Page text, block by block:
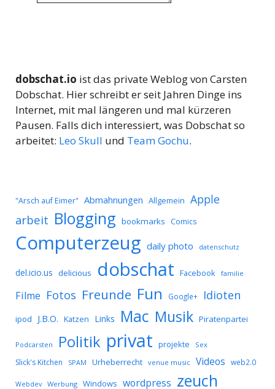
dobschat.io ist das private Weblog von Carsten
Dobschat. Hier schreibt er seit Jahren Dinge ins
Internet, mit mal längeren und mal kürzeren
Pausen. Falls dich interessiert, was Dobschat so
arbeitet: Leo Skull und Team Gochu.
"Arsch auf Eimer" Abmahnungen Allgemein Apple
arbeit Blogging bookmarks Comics
Computerzeug daily photo datenschutz
del.icio.us delicious dobschat Facebook familie
Filme Fotos Freunde Fun Google+ Idioten
ipod J.B.O. Katzen Links Mac Musik Piratenpartei
Podcarsten Politik privat projekte Sex
Slick's Kitchen SPAM Urheberrecht venue music Videos web2.0
Webdev Werbung Windows wordpress zeuch